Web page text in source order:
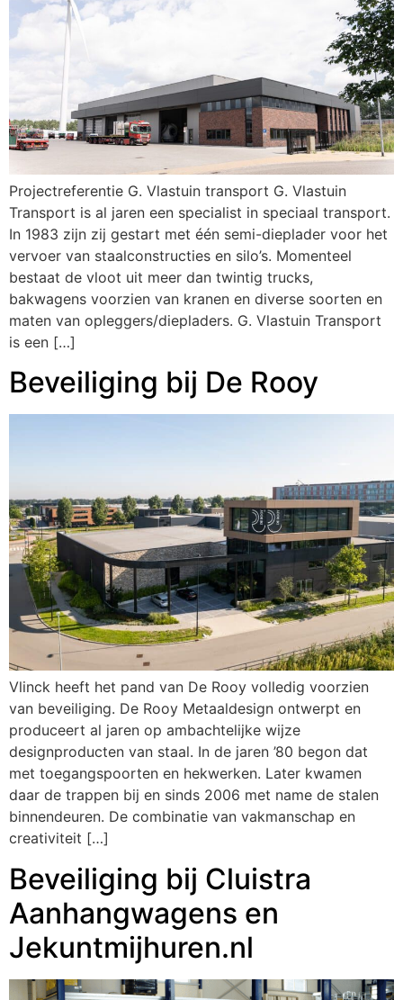
Projectreferentie G. Vlastuin transport G. Vlastuin
Transport is al jaren een specialist in speciaal transport.
In 1983 zijn zij gestart met één semi-dieplader voor het
vervoer van staalconstructies en silo’s. Momenteel
bestaat de vloot uit meer dan twintig trucks,
bakwagens voorzien van kranen en diverse soorten en
maten van opleggers/diepladers. G. Vlastuin Transport
is een […]
Beveiliging bij De Rooy
Vlinck heeft het pand van De Rooy volledig voorzien
van beveiliging. De Rooy Metaaldesign ontwerpt en
produceert al jaren op ambachtelijke wijze
designproducten van staal. In de jaren ’80 begon dat
met toegangspoorten en hekwerken. Later kwamen
daar de trappen bij en sinds 2006 met name de stalen
binnendeuren. De combinatie van vakmanschap en
creativiteit […]
Beveiliging bij Cluistra
Aanhangwagens en
Jekuntmijhuren.nl